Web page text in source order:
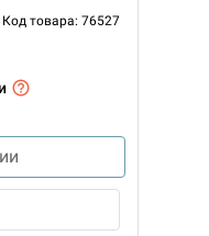
Код товара: 76527